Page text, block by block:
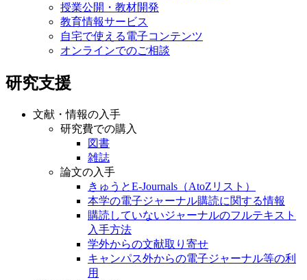
授業公開・教材開発
教育情報サービス
自宅で使える電子コンテンツ
オンラインでのご相談
研究支援
文献・情報の入手
研究費での購入
図書
雑誌
論文の入手
きゅうとE-Journals（AtoZリスト）
本学の電子ジャーナル購読に関する情報
購読していないジャーナルのフルテキスト
入手方法
学外からの文献取り寄せ
キャンパス外からの電子ジャーナル等の利
用